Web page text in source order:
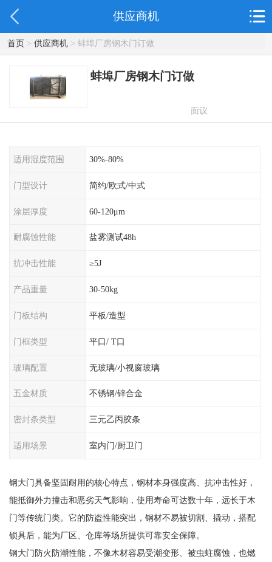
供应商机
首页> 供应商机> 蚌埠厂房钢木门订做
蚌埠厂房钢木门订做
面议
适用湿度范围 30%-80%
门型设计 简约/欧式/中式
涂层厚度 60-120μm
耐腐蚀性能 盐雾测试48h
抗冲击性能 ≥5J
产品重量 30-50kg
门板结构 平板/造型
门框类型 平口/ T口
玻璃配置 无玻璃/小视窗玻璃
五金材质 不锈钢/锌合金
密封条类型 三元乙丙胶条
适用场景 室内门/厨卫门
钢大门具备坚固耐用的核心特点，钢材本身强度高、抗冲击性好，
能抵御外力撞击和恶劣天气影响，使用寿命可达数十年，远长于木
门等传统门类。它的防盗性能突出，钢材不易被切割、撬动，搭配
锁具后，能为厂区、仓库等场所提供可靠安全保障。
钢大门防火防潮性能，不像木材容易受潮变形、被虫蛀腐蚀，也燃